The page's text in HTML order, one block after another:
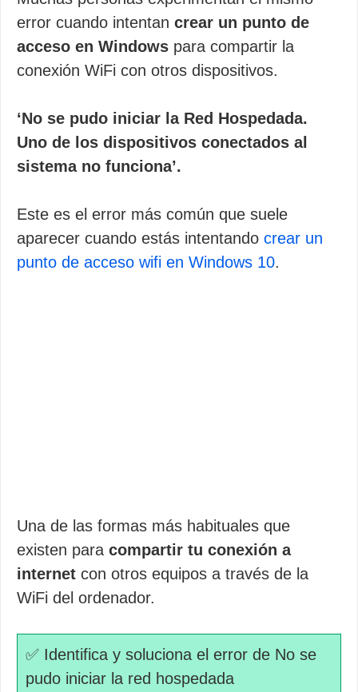
error cuando intentan crear un punto de
acceso en Windows para compartir la
conexión WiFi con otros dispositivos.
‘No se pudo iniciar la Red Hospedada.
Uno de los dispositivos conectados al
sistema no funciona’.
Este es el error más común que suele
aparecer cuando estás intentando crear un
punto de acceso wifi en Windows 10.
Una de las formas más habituales que
existen para compartir tu conexión a
internet con otros equipos a través de la
WiFi del ordenador.
✅ Identifica y soluciona el error de No se
pudo iniciar la red hospedada